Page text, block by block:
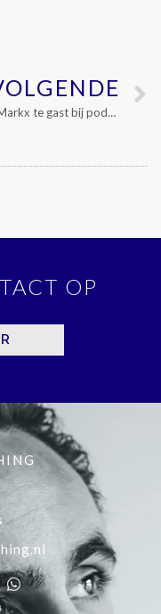
Simon Markx te gast bij podcast ‘Taboe Brekers: Eerste date ongemakkelijkheden
OP